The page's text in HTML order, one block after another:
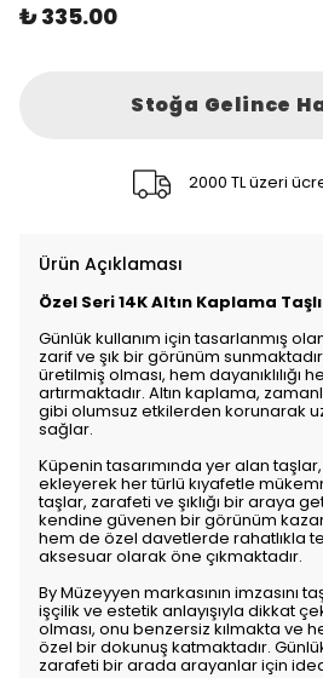
₺ 335.00
Stoğa Gelince
2000 TL üzeri
Ürün Açıklaması
Özel Seri 14K Altın Kaplama
Günlük kullanım için tasarlanmış
zarif ve şık bir görünüm
üretilmiş olması, hem dayanıklılığı
artırmaktadır. Altın kaplama,
gibi olumsuz etkilerden korunarak
sağlar.
Küpenin tasarımında yer alan taşlar,
ekleyerek her türlü kıyafetle
taşlar, zarafeti ve şıklığı bir araya
kendine güvenen bir görünüm
hem de özel davetlerde rahatlıkla
aksesuar olarak öne çıkmaktadır.
By Müzeyyen markasının imzasını
işçilik ve estetik anlayışıyla dikkat
olması, onu benzersiz kılmakta ve
özel bir dokunuş katmaktadır.
zarafeti bir arada arayanlar için